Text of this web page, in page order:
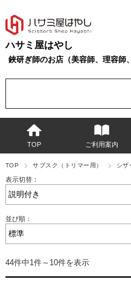
ハサミ屋はやし
鋏研ぎ師のお店（美容師、理容師
TOP ご利用案内
TOP サブスク（トリマー用） シザ
表示切替：
並び順：
44件中1件～10件を表示